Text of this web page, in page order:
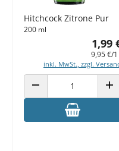
Hitchcock Zitrone Pur
200 ml
1,99
9,95 €/1
inkl. MwSt., zzgl.
ANZAHL VERRINGERN